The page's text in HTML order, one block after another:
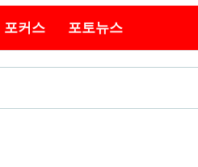
포커스 포토뉴스